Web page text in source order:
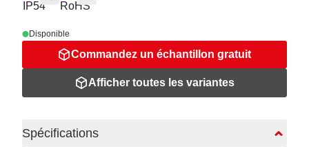
Disponible
Commandez un échantillon gratuit
Afficher toutes les variantes
Spécifications